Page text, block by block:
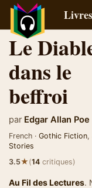
Le
dans le
beffroi
par Edgar Allan Poe
French · Gothic Fiction,
Stories
3.5★(14 critiques)
Au Fil des Lectures.